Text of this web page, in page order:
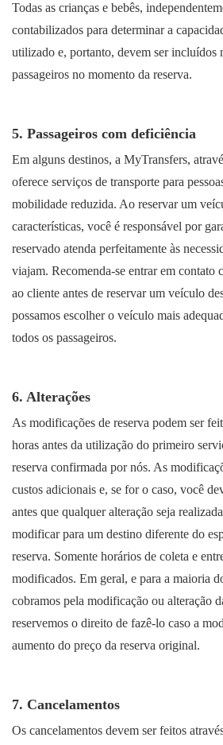
Todas as crianças e bebês,
contabilizados para determinar a
utilizado e, portanto, devem ser incluídos
passageiros no momento da reserva.
5. Passageiros com deficiência
Em alguns destinos, a MyTransfers,
oferece serviços de transporte para
mobilidade reduzida. Ao reservar um
características, você é responsável por
reservado atenda perfeitamente às
viajam. Recomenda-se entrar em contato
ao cliente antes de reservar um veículo
possamos escolher o veículo mais
todos os passageiros.
6. Alterações
As modificações de reserva podem ser
horas antes da utilização do primeiro
reserva confirmada por nós. As
custos adicionais e, se for o caso, você
antes que qualquer alteração seja
modificar para um destino diferente do
reserva. Somente horários de coleta e
modificados. Em geral, e para a maioria
cobramos pela modificação ou alteração
reservemos o direito de fazê-lo caso a
aumento do preço da reserva original.
7. Cancelamentos
Os cancelamentos devem ser feitos